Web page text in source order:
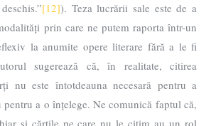
[12]). Teza lucrării sale este de a
prin care ne putem raporta într-un
la anumite opere literare fără a le fi
sugerează că, în realitate, citirea
nu este întotdeauna necesară pentru a
pentru a o înțelege. Ne comunică faptul că,